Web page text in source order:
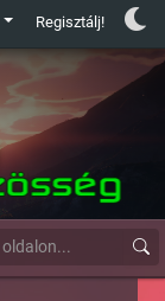
Regisztálj!